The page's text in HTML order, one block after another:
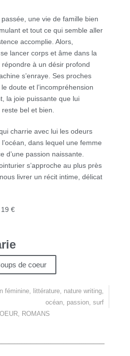
une vie de famille bien
et tout ce qui semble aller
accomplie. Alors,
lancer corps et âme dans la
à un désir profond
s’enraye. Ses proches
doute et l’incompréhension
la joie puissante que lui
bel et bien.
charrie avec lui les odeurs
dans lequel une femme
d’une passion naissante.
s’approche au plus près
livrer un récit intime, délicat
€
de coeur
féminine, littérature, nature writing,
océan, passion, surf
, ROMANS